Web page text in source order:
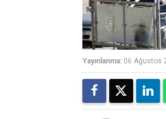
Yayınlanma: 06 Ağustos